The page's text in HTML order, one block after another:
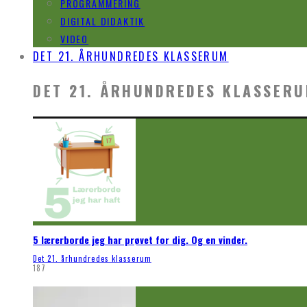
DIGITAL DIDAKTIK
VIDEO
DET 21. ÅRHUNDREDES KLASSERUM
DET 21. ÅRHUNDREDES
5 lærerborde jeg har prøvet for dig. Og en vinder.
Det 21. århundredes klasserum
187